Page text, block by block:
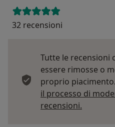
32 recensioni
Tutte le recensioni
essere rimosse o
proprio piacimento.
il processo di
recensioni.